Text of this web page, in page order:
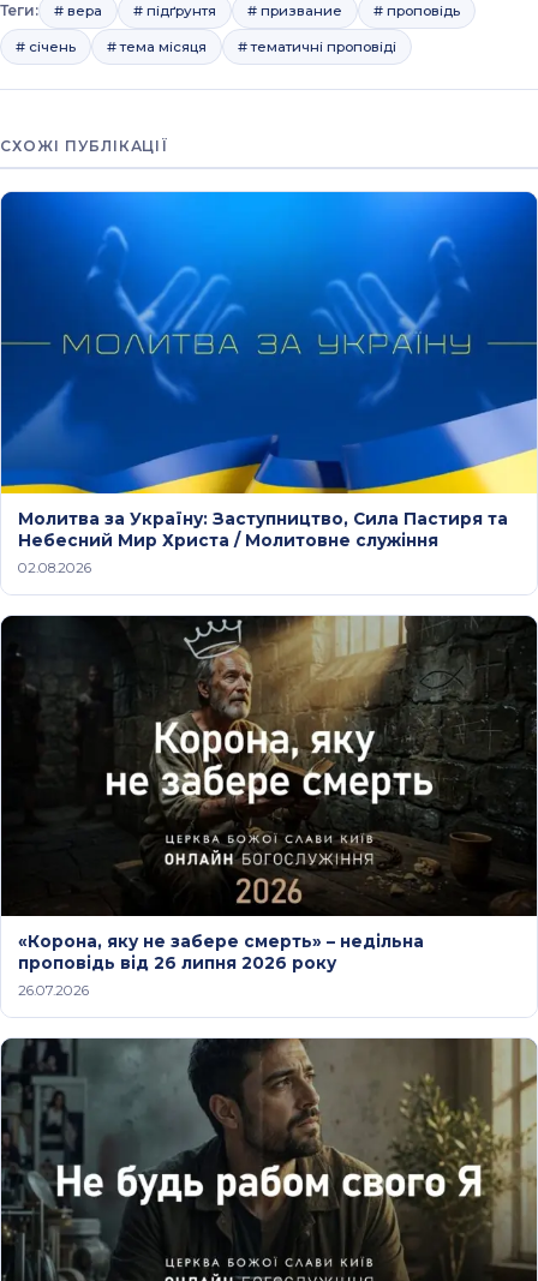
Теги: # вера # підґрунтя # призвание # проповідь
# січень # тема місяця # тематичні проповіді
СХОЖІ ПУБЛІКАЦІЇ
Молитва за Україну: Заступництво, Сила Пастиря та
Небесний Мир Христа / Молитовне служіння
02.08.2026
«Корона, яку не забере смерть» – недільна
проповідь від 26 липня 2026 року
26.07.2026